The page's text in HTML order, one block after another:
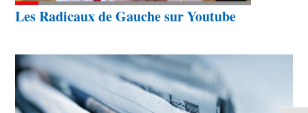
Les Radicaux de Gauche sur Youtube